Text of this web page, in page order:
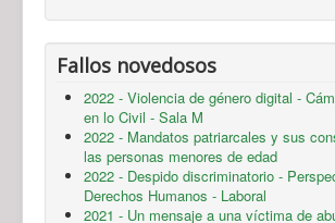
Fallos novedosos
2022 - Violencia de género digital -
en lo Civil - Sala M
2022 - Mandatos patriarcales y sus
las personas menores de edad
2022 - Despido discriminatorio -
Derechos Humanos - Laboral
2021 - Un mensaje a una víctima de